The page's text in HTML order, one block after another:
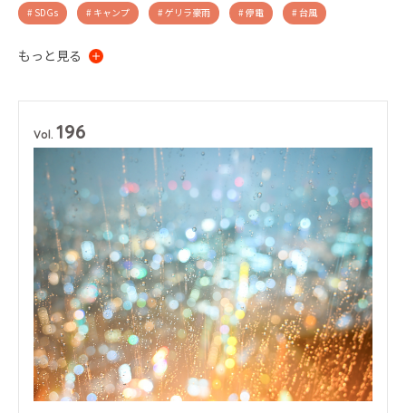
# SDGs # キャンプ # ゲリラ豪雨 # 停電 # 台風
もっと見る
Vol. 196